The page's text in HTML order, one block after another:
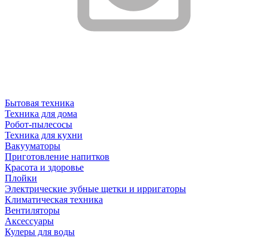
Бытовая техника
Техника для дома
Робот-пылесосы
Техника для кухни
Вакууматоры
Приготовление напитков
Красота и здоровье
Плойки
Электрические зубные щетки и ирригаторы
Климатическая техника
Вентиляторы
Аксессуары
Кулеры для воды